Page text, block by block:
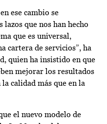
ese cambio se
que nos han hecho
que es universal,
cartera de servicios”, ha
quien ha insistido en que
mejorar los resultados
calidad más que en la
el nuevo modelo de